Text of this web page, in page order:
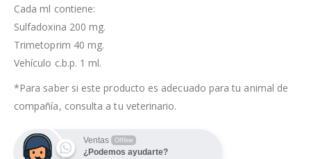
Cada ml contiene:
Sulfadoxina 200 mg.
Trimetoprim 40 mg.
Vehículo c.b.p. 1 ml.
*Para saber si este producto es adecuado para tu animal de
compañía, consulta a tu veterinario.
Ventas Offline
¿Podemos ayudarte?